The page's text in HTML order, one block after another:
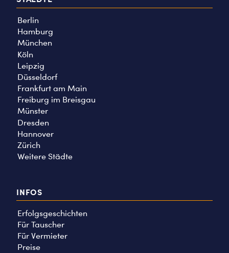
Berlin
Hamburg
München
Köln
Leipzig
Düsseldorf
Frankfurt am Main
Freiburg im Breisgau
Münster
Dresden
Hannover
Zürich
Weitere Städte
INFOS
Erfolgsgeschichten
Für Tauscher
Für Vermieter
Preise